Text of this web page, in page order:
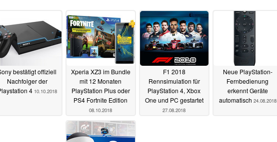
bestätigt offiziell
Nachfolger der
4 10.10.2018
Xperia XZ3 im Bundle
mit 12 Monaten
PlayStation Plus oder
PS4 Fortnite Edition
08.10.2018
F1 2018
Rennsimulation für
PlayStation 4, Xbox
One und PC gestartet
27.08.2018
Neue PlayStation-
Fernbedienung
erkennt Geräte
automatisch 24.08.2018